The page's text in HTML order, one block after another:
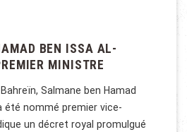
BEN ISSA AL-
MINISTRE
Salmane ben Hamad
été nommé premier vice-
un décret royal promulgué